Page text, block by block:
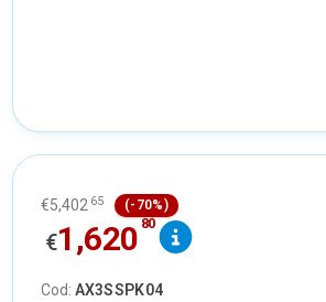
€5,402 65 (-70%)
€1,62080
Cod: AX3SSPK04